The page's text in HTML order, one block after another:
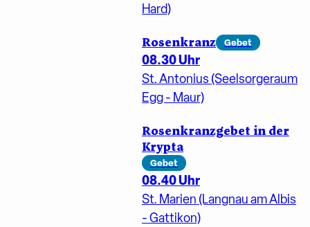
Hard)
Rosenkranz Gebet
08.30 Uhr
St. Antonius (Seelsorgeraum
Egg - Maur)
Rosenkranzgebet in der
Krypta
Gebet
08.40 Uhr
St. Marien (Langnau am Albis
- Gattikon)